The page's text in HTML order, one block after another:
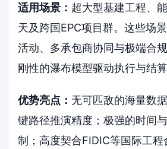
适用场景： 超大型基建工程、
天及跨国EPC项目群。这些场
活动、多承包商协同与极端合
刚性的瀑布模型驱动执行与结算
优势亮点： 无可匹敌的海量数
键路径推演精度；极强的时间
制；高度契合FIDIC等国际工程